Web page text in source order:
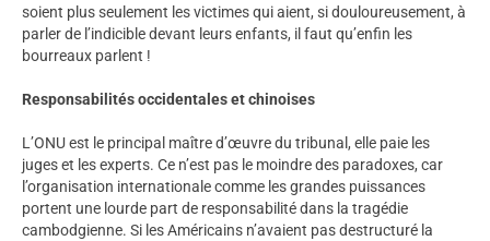
soient plus seulement les victimes qui aient, si douloureusement, à
parler de l’indicible devant leurs enfants, il faut qu’enfin les
bourreaux parlent !
Responsabilités occidentales et chinoises
L’ONU est le principal maître d’œuvre du tribunal, elle paie les
juges et les experts. Ce n’est pas le moindre des paradoxes, car
l’organisation internationale comme les grandes puissances
portent une lourde part de responsabilité dans la tragédie
cambodgienne. Si les Américains n’avaient pas destructuré la